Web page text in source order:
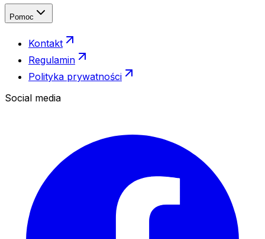
Pomoc
Kontakt
Regulamin
Polityka prywatności
Social media